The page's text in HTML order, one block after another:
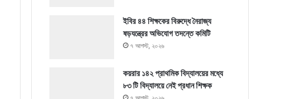
ইবির ৪৪ শিক্ষকের বিরুদ্ধে নৈরাজ্য
ষড়যন্ত্রের অভিযোগ তদন্তে কমিটি
৭ আগস্ট, ২০২৬
কয়রার ১৪২ প্রাথমিক বিদ্যালয়ের মধ্যে
৮৩ টি বিদ্যালয়ে নেই প্রধান শিক্ষক